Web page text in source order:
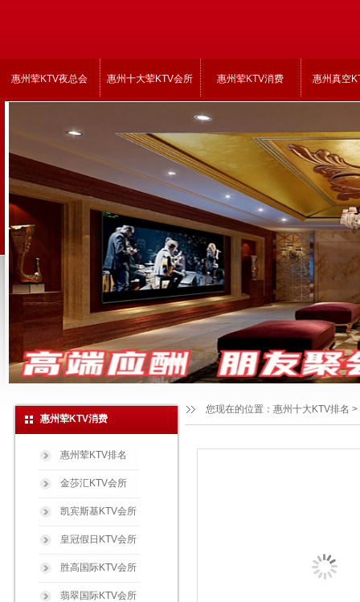
惠州荤KTV夜总会 惠州十大荤KTV会所 惠州荤KTV消费 惠州真空
惠州荤KTV消费
惠州荤KTV排名
金莎汇KTV会所
凯宾斯基KTV会所
皇冠假日KTV会所
胜高国际KTV会所
翡翠国际KTV会所
您现在的位置： 惠州十大KTV排名 >